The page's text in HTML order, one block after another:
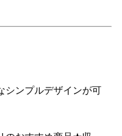
ンプルデザインが可